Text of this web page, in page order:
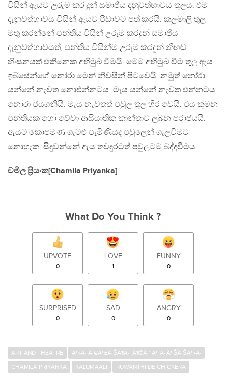
විසින් ඇයට උරුම කර දුන් සමාජීය දනුවත්භාවය තුලය. එම
දැනුවත්භාවය විසින් ඇයව පීඩාවට පත් කරයි. කලුමාලී තුල
මතු කරන්නේ පන්තිය විසින් උරුම කරදුන් සමාජීය
දැනුවත්භාවයත්, පන්තිය විසින්ම උරුම කරදුන් නිහඬ
හිංසනයත් එකිනෙක අභිමුඛ වීමයි. මෙම අභිමුඛ වීම තුල ඇය
ඉබ්සේන්ගේ නෝරා මෙන් නිවසින් පිටවෙයි. නමුත් නෝරා
යන්නේ නැවත නොඑන්නටය. මැය යන්නේ නැවත එන්නටය.
නෝරා ජයගනියි. මැය නැවතත් පවුල තුල හිර වෙයි. එය කුමන
පන්තියක හෝ වේවා ආසියාතික කාන්තාව ලබන පරාජයයි.
ඇයට කොපමණ ගැටළු පැමිණියද පවුලෙන් ගැලවීමට
නොහැක. සිදුවන්නේ ඇය තවදුරටත් පවුලටම බද්දවීමය.
චමිල ප්‍රියංක[Chamila Priyanka]
What Do You Think ?
UPVOTE
0
LOVE
1
FUNNY
0
SURPRISED
0
SAD
0
ANGRY
0
ART AND THEATRE
À¶»À·”À·€À¶±À·ŠÀ¶­À·’ À¶©À·’ À¶ À·’À¶ŠÀ·ŠÀ¶»À·
CHAMILA PRIYANKA
KALUMAALI RUWANTHI DE CHICKERA